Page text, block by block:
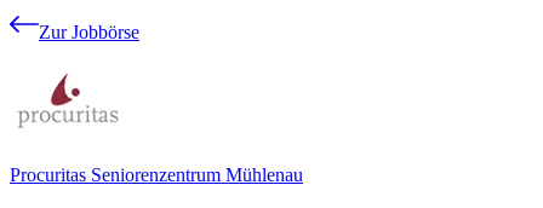
Zur Jobbörse
Procuritas Seniorenzentrum Mühlenau